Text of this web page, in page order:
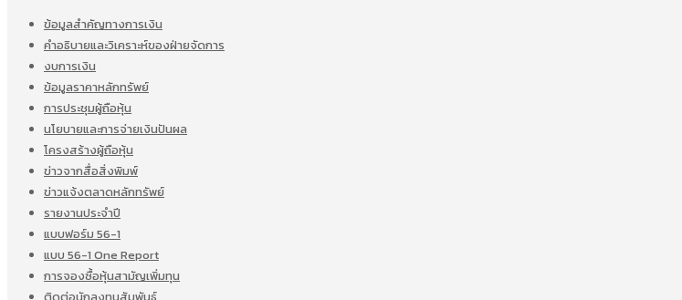
ข้อมูลสำคัญทางการเงิน
คำอธิบายและวิเคราะห์ของฝ่ายจัดการ
งบการเงิน
ข้อมูลราคาหลักทรัพย์
การประชุมผู้ถือหุ้น
นโยบายและการจ่ายเงินปันผล
โครงสร้างผู้ถือหุ้น
ข่าวจากสื่อสิ่งพิมพ์
ข่าวแจ้งตลาดหลักทรัพย์
รายงานประจำปี
แบบฟอร์ม 56-1
แบบ 56-1 One Report
การจองซื้อหุ้นสามัญเพิ่มทุน